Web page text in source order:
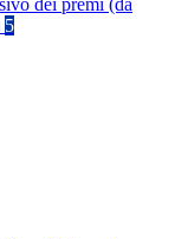
dei premi (da
5